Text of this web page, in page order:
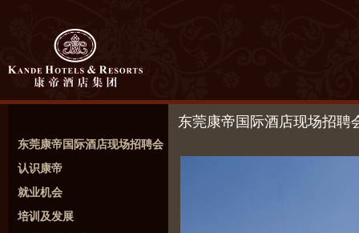
东莞康帝国际酒店现场招聘会
认识康帝
就业机会
培训及发展
东莞康帝国际酒店现场招聘